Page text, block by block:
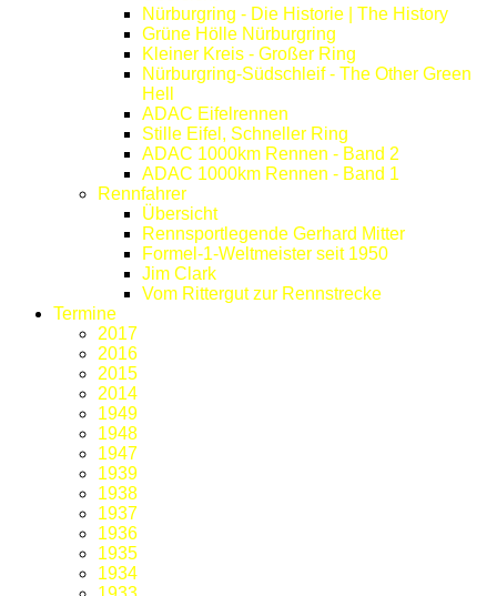
Nürburgring - Die Historie | The History
Grüne Hölle Nürburgring
Kleiner Kreis - Großer Ring
Nürburgring-Südschleif - The Other Green
Hell
ADAC Eifelrennen
Stille Eifel, Schneller Ring
ADAC 1000km Rennen - Band 2
ADAC 1000km Rennen - Band 1
Rennfahrer
Übersicht
Rennsportlegende Gerhard Mitter
Formel-1-Weltmeister seit 1950
Jim Clark
Vom Rittergut zur Rennstrecke
Termine
2017
2016
2015
2014
1949
1948
1947
1939
1938
1937
1936
1935
1934